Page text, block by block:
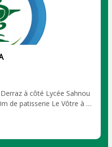
à côté Lycée Sahnou
de patisserie Le Vôtre à c